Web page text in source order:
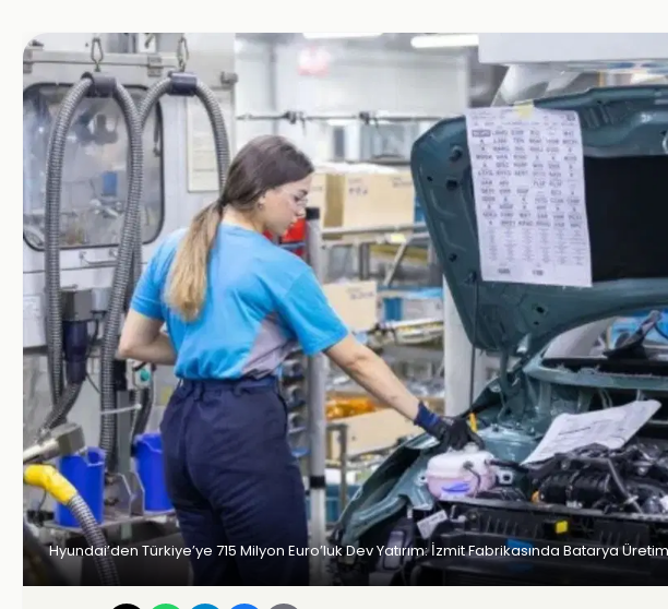
Hyundai’den Türkiye’ye 715 Milyon Euro’luk Dev Yatırım: İzmit Fabrikasında Batarya